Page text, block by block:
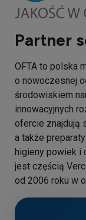
Partner
OFTA to polska
o nowoczesnej
środowiskiem
innowacyjnych
ofercie znajdują
a także
higieny powiek i
jest częścią
od 2006 roku w